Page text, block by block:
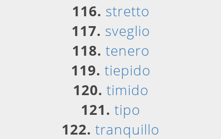
116. stretto
117. sveglio
118. tenero
119. tiepido
120. timido
121. tipo
122. tranquillo